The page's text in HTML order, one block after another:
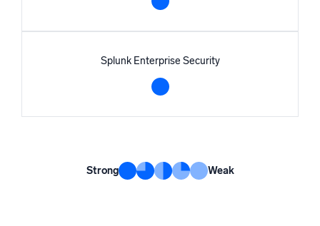
aus der nicht cloud-nativen Architektur von Splunk, die
die Fähigkeit zur Verarbeitung von Datenströmen in
Echtzeit einschränkt. Dies führt zu inhärenten
Verzögerungen und verringert die Sichtbarkeit bei sich
Splunk Enterprise Security
Strong Weak